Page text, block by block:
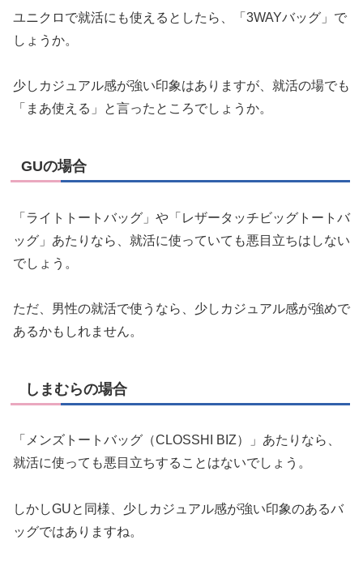
ユニクロで就活にも使えるとしたら、「3WAYバッグ」で
しょうか。
少しカジュアル感が強い印象はありますが、就活の場でも
「まあ使える」と言ったところでしょうか。
GUの場合
「ライトトートバッグ」や「レザータッチビッグトートバ
ッグ」あたりなら、就活に使っていても悪目立ちはしない
でしょう。
ただ、男性の就活で使うなら、少しカジュアル感が強めで
あるかもしれません。
しまむらの場合
「メンズトートバッグ（CLOSSHI BIZ）」あたりなら、
就活に使っても悪目立ちすることはないでしょう。
しかしGUと同様、少しカジュアル感が強い印象のあるバ
ッグではありますね。